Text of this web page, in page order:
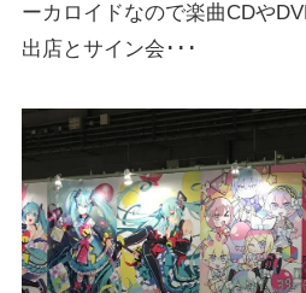
ーカロイドなので楽曲CDや
出店とサイン会･･･